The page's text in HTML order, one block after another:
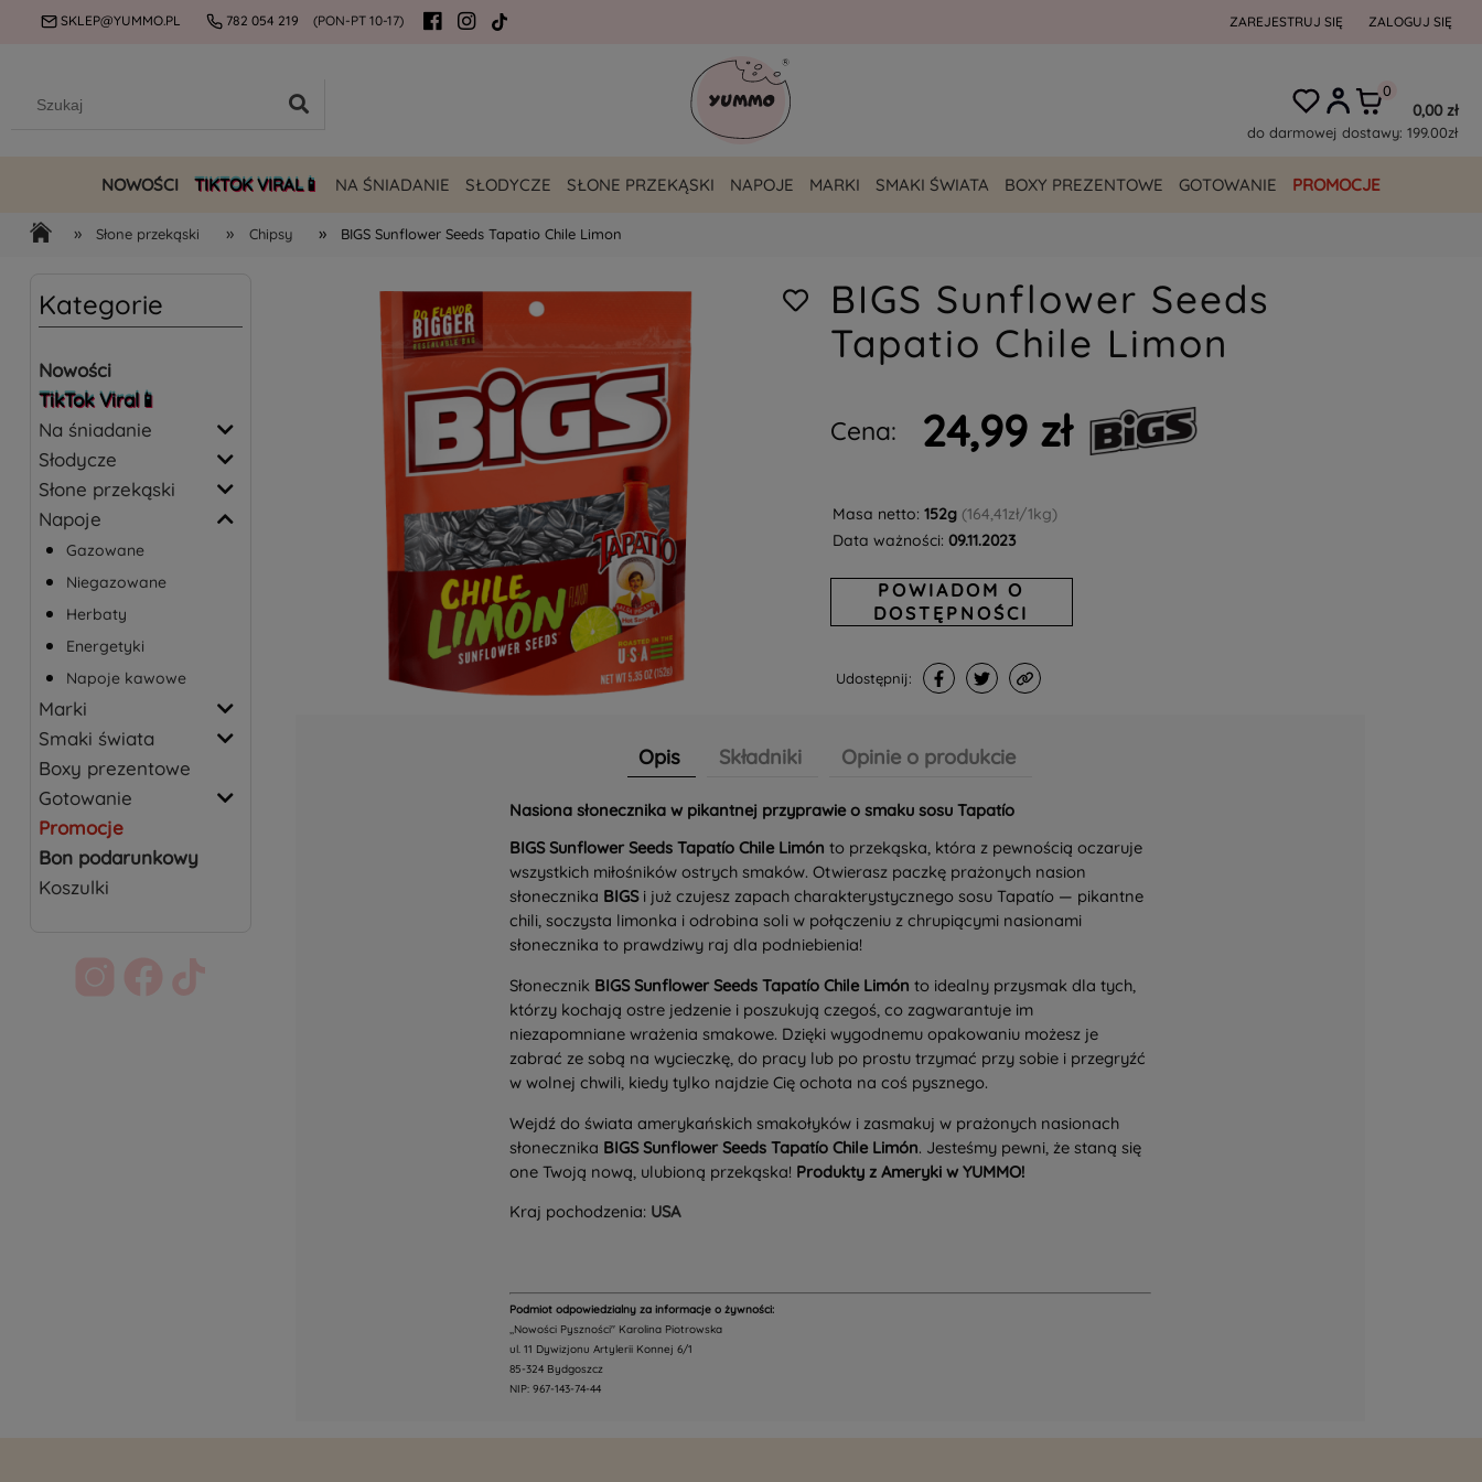
SKLEP@YUMMO.PL 782 054 219 (PON-PT 10-17) ZAREJESTRUJ SIĘ ZALOGUJ SIĘ
NOWOŚCI TIKTOK VIRAL📱 NA ŚNIADANIE SŁODYCZE SŁONE PRZEKĄSKI NAPOJE MARKI SMAKI ŚWIATA BOXY PREZENTOWE GOTOWANIE PROMOCJE
0,00 zł
do darmowej dostawy: 199.00zł
» Słone przekąski » Chipsy » BIGS Sunflower Seeds Tapatio Chile Limon
Kategorie
Nowości
TikTok Viral📱
Na śniadanie
Słodycze
Słone przekąski
Napoje
Gazowane
Niegazowane
Herbaty
Energetyki
Napoje kawowe
Marki
Smaki świata
Boxy prezentowe
Gotowanie
Promocje
Bon podarunkowy
Koszulki
BIGS Sunflower Seeds
Tapatio Chile Limon
Cena: 24,99 zł
Masa netto: 152g (164,41zł/1kg)
Data ważności: 09.11.2023
POWIADOM O
DOSTĘPNOŚCI
Udostępnij:
Opis Składniki Opinie o produkcie
Nasiona słonecznika w pikantnej przyprawie o smaku sosu Tapatío
BIGS Sunflower Seeds Tapatío Chile Limón to przekąska, która z pewnością oczaruje
wszystkich miłośników ostrych smaków. Otwierasz paczkę prażonych nasion
słonecznika BIGSi już czujesz zapach charakterystycznego sosu Tapatío — pikantne
chili, soczysta limonka i odrobina soli w połączeniu z chrupiącymi nasionami
słonecznika to prawdziwy raj dla podniebienia!
Słonecznik BIGS Sunflower Seeds Tapatío Chile Limón to idealny przysmak dla tych,
którzy kochają ostre jedzenie i poszukują czegoś, co zagwarantuje im
niezapomniane wrażenia smakowe. Dzięki wygodnemu opakowaniu możesz je
zabrać ze sobą na wycieczkę, do pracy lub po prostu trzymać przy sobie i przegryźć
w wolnej chwili, kiedy tylko najdzie Cię ochota na coś pysznego.
Wejdź do świata amerykańskich smakołyków i zasmakuj w prażonych nasionach
słonecznika BIGS Sunflower Seeds Tapatío Chile Limón. Jesteśmy pewni, że staną się
one Twoją nową, ulubioną przekąska! Produkty z Ameryki w YUMMO!
Kraj pochodzenia: USA
Podmiot odpowiedzialny za informacje o żywności:
,,Nowości Pyszności" Karolina Piotrowska
ul. 11 Dywizjonu Artylerii Konnej 6/1
85-324 Bydgoszcz
NIP: 967-143-74-44